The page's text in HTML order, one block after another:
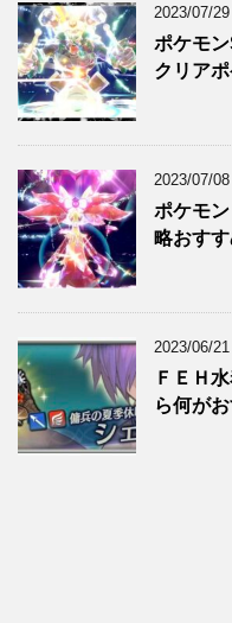
2023/07/29
ポケモ
クリア
2023/07/08
ポケモ
略おす
2023/06/21
ＦＥＨ
ら何が